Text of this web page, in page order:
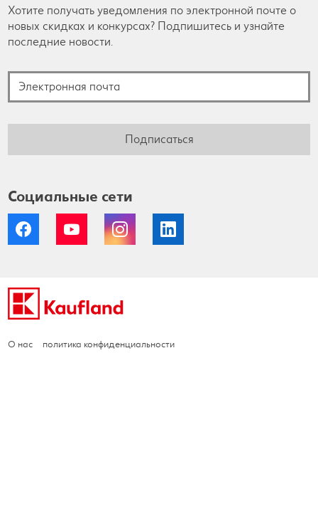
Хотите получать уведомления по электронной почте о
новых скидках и конкурсах? Подпишитесь и узнайте
последние новости.
Подписаться
Социальные сети
Facebook YouTube Instagram
О нас политика конфиденциальности